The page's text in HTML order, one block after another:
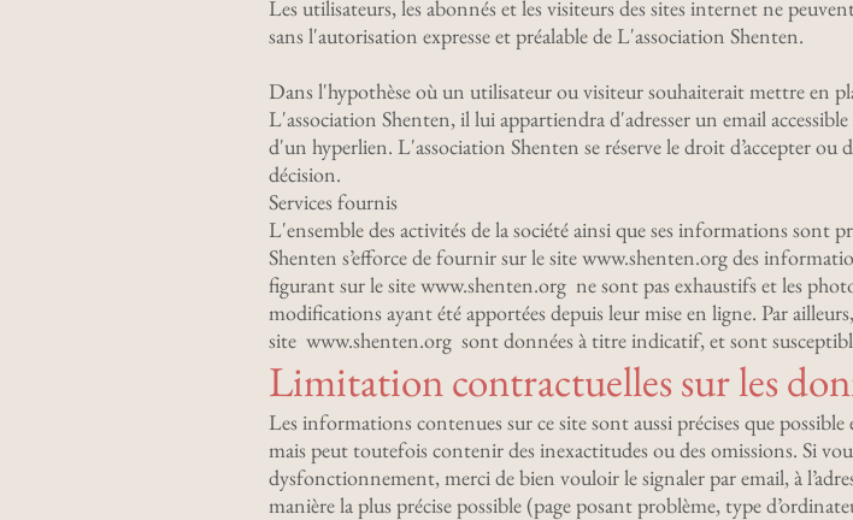
Les utilisateurs, les abonnés et les visiteurs des sites internet ne
sans l'autorisation expresse et préalable de L'association Shenten.
Dans l'hypothèse où un utilisateur ou visiteur souhaiterait mettre en
L'association Shenten, il lui appartiendra d'adresser un email
d'un hyperlien. L'association Shenten se réserve le droit d’accepter ou
décision.
Services fournis
L'ensemble des activités de la société ainsi que ses informations sont
Shenten s’efforce de fournir sur le site www.shenten.org des
figurant sur le site www.shenten.org ne sont pas exhaustifs et les
modifications ayant été apportées depuis leur mise en ligne. Par
site www.shenten.org sont données à titre indicatif, et sont
Limitation contractuelles sur les
Les informations contenues sur ce site sont aussi précises que
mais peut toutefois contenir des inexactitudes ou des omissions. Si
dysfonctionnement, merci de bien vouloir le signaler par email, à
manière la plus précise possible (page posant problème, type